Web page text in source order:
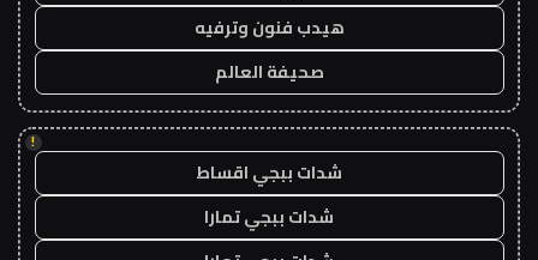
هيدب فنون وترفيه
صحيفة العالم
!
شدات ببجي اقساط
شدات ببجي تمارا